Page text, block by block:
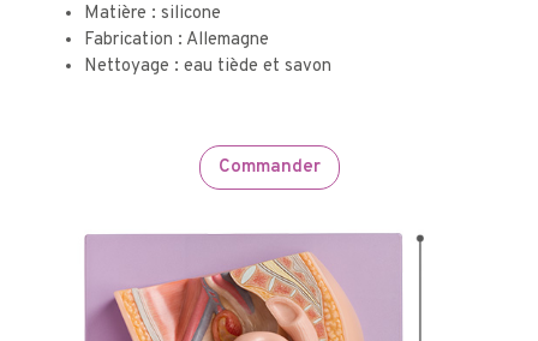
Matière : silicone
Fabrication : Allemagne
Nettoyage : eau tiède et savon
Commander